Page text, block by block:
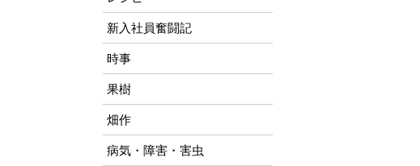
新入社員奮闘記
時事
果樹
畑作
病気・障害・害虫